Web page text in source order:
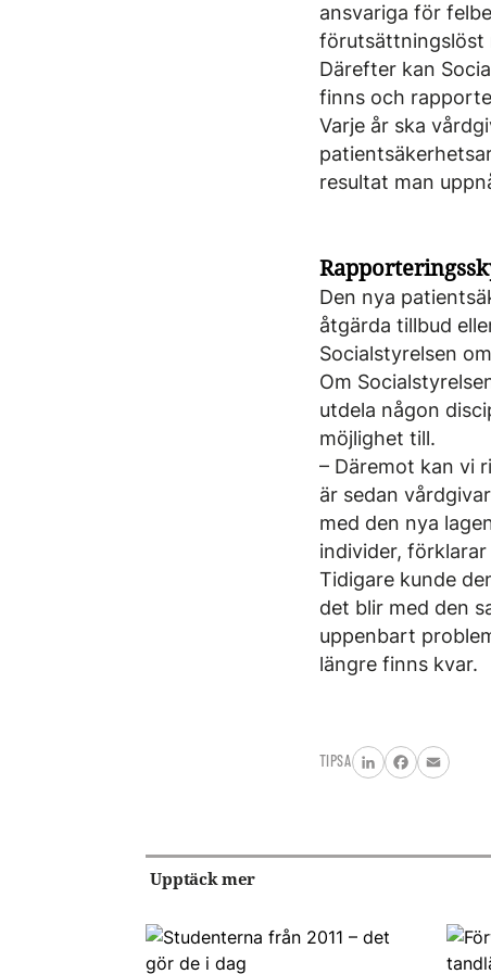
ansvariga för
förutsättningslöst
Därefter kan
finns och
Varje år ska
resultat man
Den nya
åtgärda tillbud
Socialstyrelsen
Om
utdela någon
möjlighet till.
– Däremot kan vi
är sedan
med den nya
individer,
Tidigare kunde
det blir med den
uppenbart
längre finns kvar.
TIPSA
LinkedInFacebook
Email
Upptäck mer